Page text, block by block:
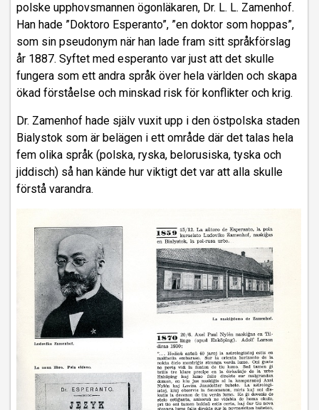
polske upphovsmannen ögonläkaren, Dr. L. L. Zamenhof.
Han hade ”Doktoro Esperanto”, ”en doktor som hoppas”,
som sin pseudonym när han lade fram sitt språkförslag
år 1887. Syftet med esperanto var just att det skulle
fungera som ett andra språk över hela världen och skapa
ökad förståelse och minskad risk för konflikter och krig.
Dr. Zamenhof hade själv vuxit upp i den östpolska staden
Bialystok som är belägen i ett område där det talas hela
fem olika språk (polska, ryska, belorusiska, tyska och
jiddisch) så han kände hur viktigt det var att alla skulle
förstå varandra.